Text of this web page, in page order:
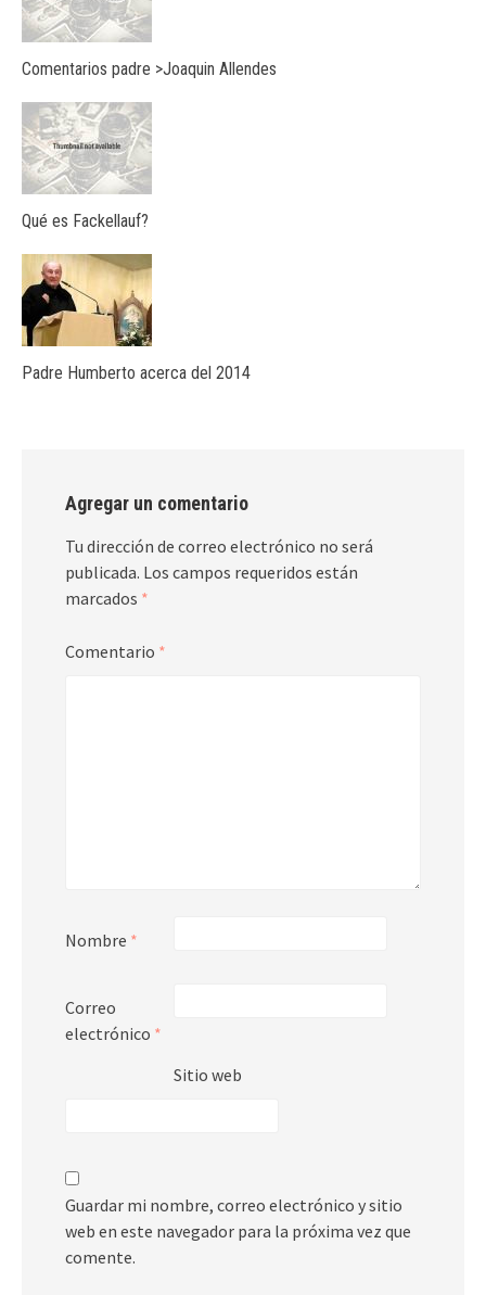
Comentarios padre >Joaquin Allendes
Qué es Fackellauf?
Padre Humberto acerca del 2014
Agregar un comentario
Tu dirección de correo electrónico no será
publicada. Los campos requeridos están
marcados *
Comentario *
Nombre *
Correo
electrónico *
Sitio web
Guardar mi nombre, correo electrónico y sitio
web en este navegador para la próxima vez que
comente.